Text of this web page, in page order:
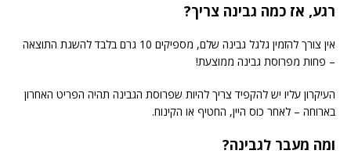
רגע, אז כמה גבינה צריך?
אין צורך להזמין גלגל גבינה שלם, מספיקים 10 גרם בלבד להשגת התוצאה
– פחות מפרוסת גבינה ממוצעת!
העיקרון עליו יש להקפיד צריך להיות שפרוסת הגבינה תהיה הפריט האחרון
בארוחה – לאחר כוס היין, החטיף או הקינוח.
ומה מעבר לגבינה?